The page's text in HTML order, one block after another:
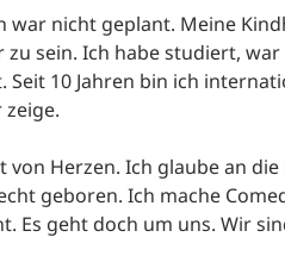
war nicht geplant. Meine
sein. Ich habe studiert,
10 Jahren bin ich
zeige.
von Herzen. Ich glaube an
geboren. Ich mache
Es geht doch um uns. Wir